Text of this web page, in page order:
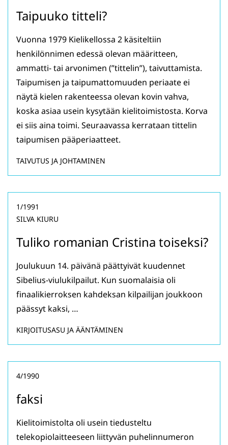
Taipuuko titteli?
Vuonna 1979 Kielikellossa 2 käsiteltiin
henkilönnimen edessä olevan määritteen,
ammatti- tai arvonimen (”tittelin”), taivuttamista.
Taipumisen ja taipumattomuuden periaate ei
näytä kielen rakenteessa olevan kovin vahva,
koska asiaa usein kysytään kielitoimistosta. Korva
ei siis aina toimi. Seuraavassa kerrataan tittelin
taipumisen pääperiaatteet.
TAIVUTUS JA JOHTAMINEN
Tuliko romanian Cristina toiseksi?
1/1991
SILVA KIURU
Joulukuun 14. päivänä päättyivät kuudennet
Sibelius-viulukilpailut. Kun suomalaisia oli
finaalikierroksen kahdeksan kilpailijan joukkoon
päässyt kaksi, …
KIRJOITUSASU JA ÄÄNTÄMINEN
faksi
4/1990
Kielitoimistolta oli usein tiedusteltu
telekopiolaitteeseen liittyvän puhelinnumeron